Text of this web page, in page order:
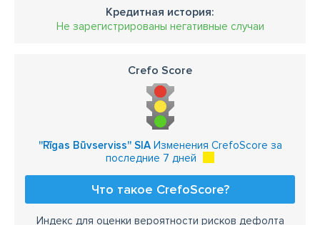
Кредитная история:
Не зарегистрированы негативные случаи
Crefo Score
''Rīgas Būvserviss'' SIAИзменения CrefoScore за
последние 7 дней
Что такое CrefoScore?
Индекс для оценки вероятности рисков дефолта